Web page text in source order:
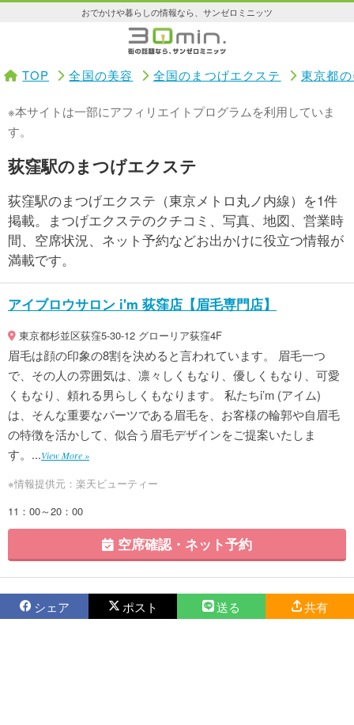
おでかけや暮らしの情報なら、サンゼロミニッツ
TOP 全国の美容 全国のまつげエクステ 東京都
※本サイトは一部にアフィリエイトプログラムを利用していま
す。
荻窪駅のまつげエクステ
荻窪駅のまつげエクステ（東京メトロ丸ノ内線）を1件
掲載。まつげエクステのクチコミ、写真、地図、営業時
間、空席状況、ネット予約などお出かけに役立つ情報が
満載です。
アイブロウサロン i'm 荻窪店【眉毛専門店】
東京都杉並区荻窪5-30-12 グローリア荻窪4F
眉毛は顔の印象の8割を決めると言われています。 眉毛一つ
で、その人の雰囲気は、凛々しくもなり、優しくもなり、可愛
くもなり、頼れる男らしくもなります。 私たちi’m (アイム)
は、そんな重要なパーツである眉毛を、お客様の輪郭や自眉毛
の特徴を活かして、似合う眉毛デザインをご提案いたしま
す。...View More »
※情報提供元：楽天ビューティー
11：00～20：00
空席確認・ネット予約
シェア ポスト 送る 共有